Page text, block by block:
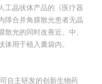
工晶状体产品的《医疗器
障合并角膜散光患者无晶
光的同时改善近、中、
用于植入囊袋内。
自主研发的创新生物药